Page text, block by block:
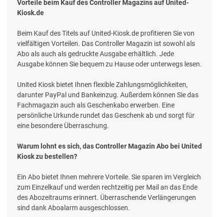
Vorteile beim Kauf des Controller Magazins auf United-
Kiosk.de
Beim Kauf des Titels auf United-Kiosk.de profitieren Sie von
vielfältigen Vorteilen. Das Controller Magazin ist sowohl als
Abo als auch als gedruckte Ausgabe erhältlich. Jede
Ausgabe können Sie bequem zu Hause oder unterwegs lesen.
United Kiosk bietet Ihnen flexible Zahlungsmöglichkeiten,
darunter PayPal und Bankeinzug. Außerdem können Sie das
Fachmagazin auch als Geschenkabo erwerben. Eine
persönliche Urkunde rundet das Geschenk ab und sorgt für
eine besondere Überraschung.
Warum lohnt es sich, das Controller Magazin Abo bei United
Kiosk zu bestellen?
Ein Abo bietet Ihnen mehrere Vorteile. Sie sparen im Vergleich
zum Einzelkauf und werden rechtzeitig per Mail an das Ende
des Abozeitraums erinnert. Überraschende Verlängerungen
sind dank Aboalarm ausgeschlossen.